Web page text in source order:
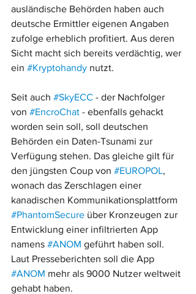
ausländische Behörden haben auch
deutsche Ermittler eigenen Angaben
zufolge erheblich profitiert. Aus deren
Sicht macht sich bereits verdächtig, wer
ein #Kryptohandy nutzt.
Seit auch #SkyECC - der Nachfolger
von #EncroChat - ebenfalls gehackt
worden sein soll, soll deutschen
Behörden ein Daten-Tsunami zur
Verfügung stehen. Das gleiche gilt für
den jüngsten Coup von #EUROPOL,
wonach das Zerschlagen einer
kanadischen Kommunikationsplattform
#PhantomSecure über Kronzeugen zur
Entwicklung einer infiltrierten App
namens #ANOM geführt haben soll.
Laut Presseberichten soll die App
#ANOM mehr als 9000 Nutzer weltweit
gehabt haben.